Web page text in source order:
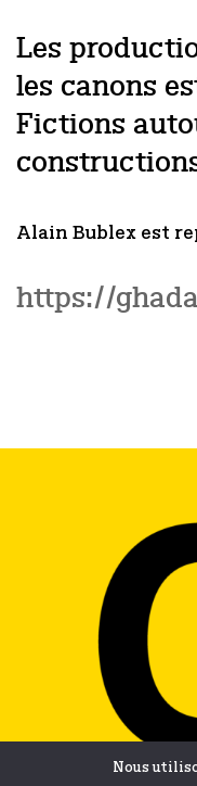
Les
les canons
Fictions
Alain Bublex est
https://
Nous